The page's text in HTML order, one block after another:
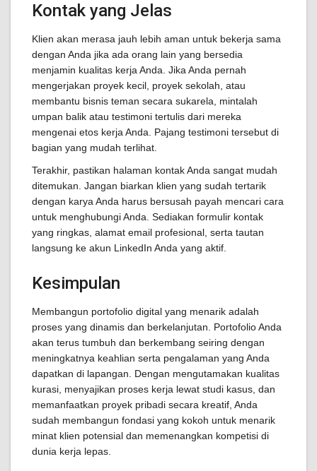
Kontak yang Jelas
Klien akan merasa jauh lebih aman untuk bekerja sama
dengan Anda jika ada orang lain yang bersedia
menjamin kualitas kerja Anda. Jika Anda pernah
mengerjakan proyek kecil, proyek sekolah, atau
membantu bisnis teman secara sukarela, mintalah
umpan balik atau testimoni tertulis dari mereka
mengenai etos kerja Anda. Pajang testimoni tersebut di
bagian yang mudah terlihat.
Terakhir, pastikan halaman kontak Anda sangat mudah
ditemukan. Jangan biarkan klien yang sudah tertarik
dengan karya Anda harus bersusah payah mencari cara
untuk menghubungi Anda. Sediakan formulir kontak
yang ringkas, alamat email profesional, serta tautan
langsung ke akun LinkedIn Anda yang aktif.
Kesimpulan
Membangun portofolio digital yang menarik adalah
proses yang dinamis dan berkelanjutan. Portofolio Anda
akan terus tumbuh dan berkembang seiring dengan
meningkatnya keahlian serta pengalaman yang Anda
dapatkan di lapangan. Dengan mengutamakan kualitas
kurasi, menyajikan proses kerja lewat studi kasus, dan
memanfaatkan proyek pribadi secara kreatif, Anda
sudah membangun fondasi yang kokoh untuk menarik
minat klien potensial dan memenangkan kompetisi di
dunia kerja lepas.